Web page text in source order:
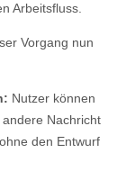
Arbeitsfluss.
Vorgang nun
Nutzer können
Nachricht
den Entwurf